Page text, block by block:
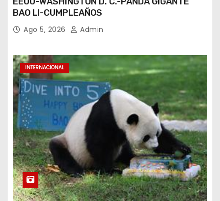
BAO LI-CUMPLEAÑOS
Ago 5, 2026 Admin
INTERNACIONAL